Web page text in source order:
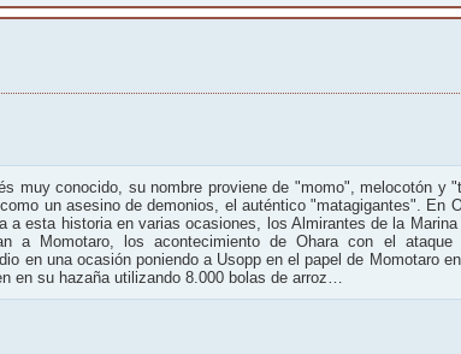
muy conocido, su nombre proviene de "momo", melocotón y
un asesino de demonios, el auténtico "matagigantes". En
a esta historia en varias ocasiones, los Almirantes de la
a Momotaro, los acontecimiento de Ohara con el ataque
en una ocasión poniendo a Usopp en el papel de Momotaro
en su hazaña utilizando 8.000 bolas de arroz…